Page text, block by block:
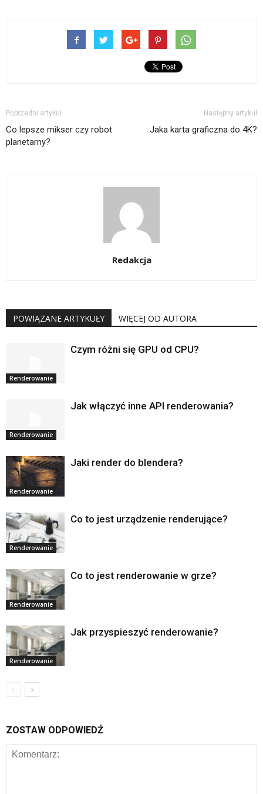
Poprzedni artykuł
Co lepsze mikser czy robot
planetarny?
Następny artykuł
Jaka karta graficzna do 4K?
Redakcja
POWIĄZANE ARTYKUŁY WIĘCEJ OD AUTORA
Renderowanie
Czym różni się GPU od CPU?
Renderowanie
Jak włączyć inne API renderowania?
Renderowanie
Jaki render do blendera?
Renderowanie
Co to jest urządzenie renderujące?
Renderowanie
Co to jest renderowanie w grze?
Renderowanie
Jak przyspieszyć renderowanie?
ZOSTAW ODPOWIEDŹ